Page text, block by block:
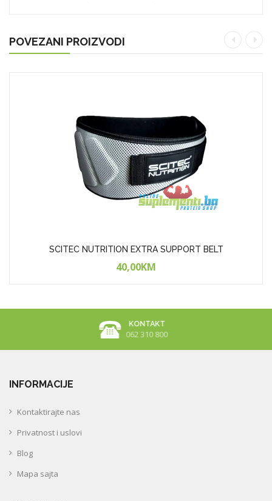
POVEZANI PROIZVODI
SCITEC NUTRITION EXTRA SUPPORT BELT
40,00KM
INFORMACIJE
Kontaktirajte nas
Privatnost i uslovi
Blog
Mapa sajta